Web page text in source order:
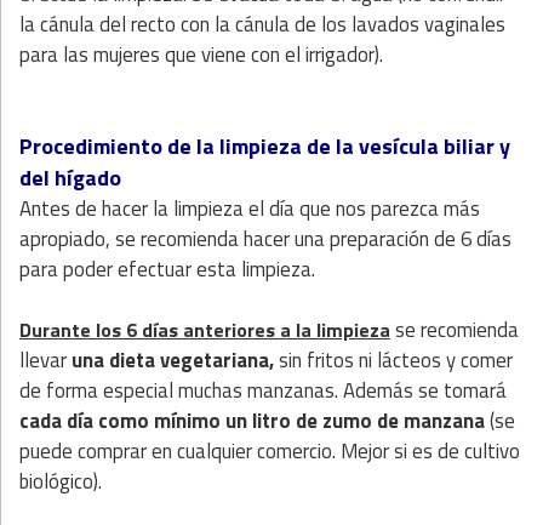
la cánula del recto con la cánula de los lavados vaginales
para las mujeres que viene con el irrigador).
Procedimiento de la limpieza de la vesícula biliar y
del hígado
Antes de hacer la limpieza el día que nos parezca más
apropiado, se recomienda hacer una preparación de 6 días
para poder efectuar esta limpieza.
Durante los 6 días anteriores a la limpieza se recomienda
llevaruna dieta vegetariana,sin fritos ni lácteos y comer
de forma especial muchas manzanas. Además se tomará
cada día como mínimo un litro de zumo de manzana(se
puede comprar en cualquier comercio. Mejor si es de cultivo
biológico).